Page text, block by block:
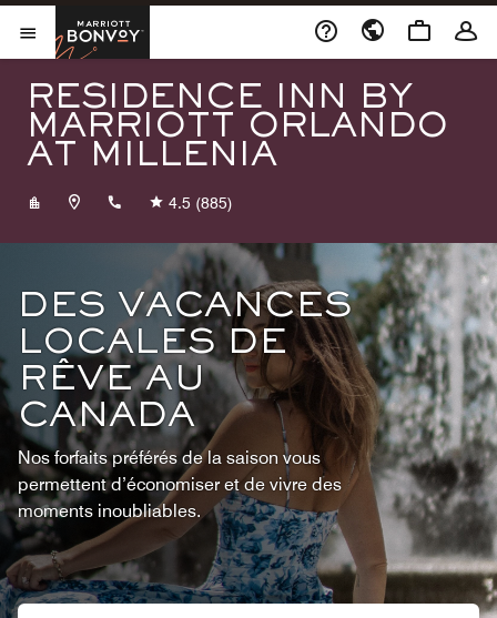
Skip to Content
Ouvrir le menu
Marriott Bonvoy
RESIDENCE INN BY
MARRIOTT ORLANDO
AT MILLENIA
+14073522700
4.5 (885)
DES VACANCES
LOCALES DE
RÊVE AU
CANADA
Nos forfaits préférés de la saison vous
permettent d’économiser et de vivre des
moments inoubliables.